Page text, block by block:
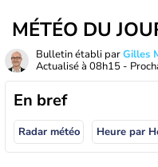
MÉTÉO DU
Bulletin établi parGilles
Actualisé à 08h15 -
En bref
Radar météo Heure par